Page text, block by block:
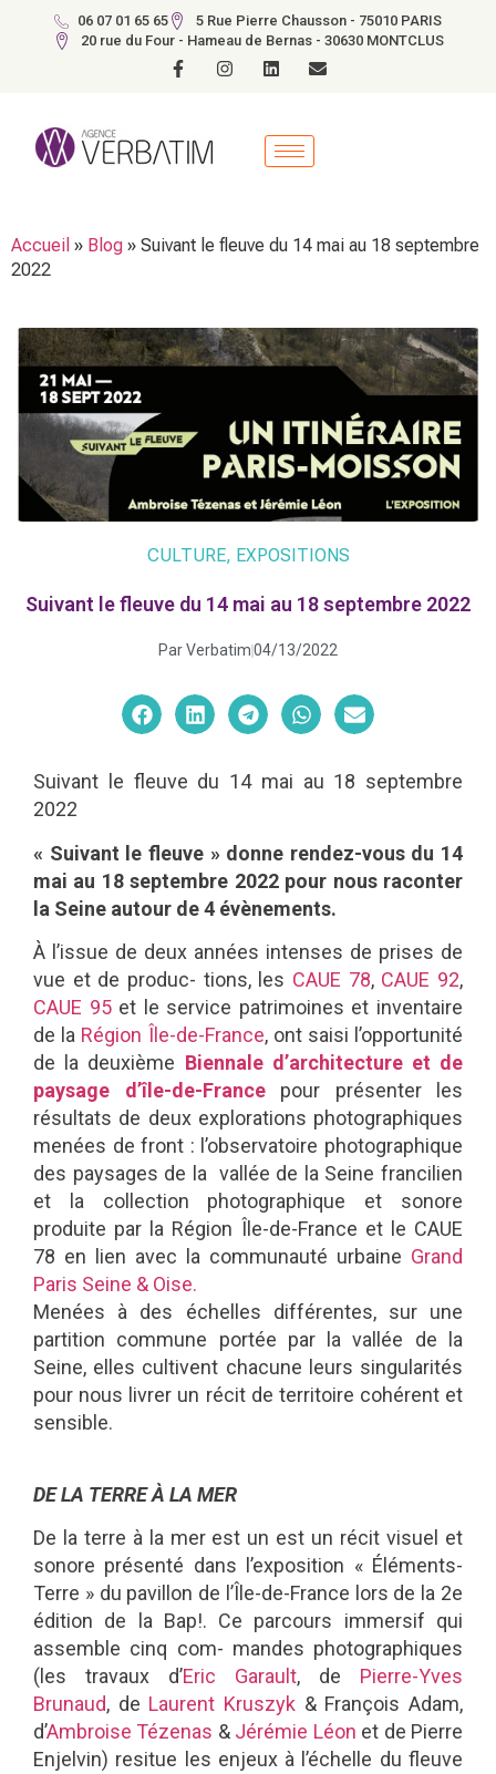
06 07 01 65 65
5 Rue Pierre Chausson - 75010 PARIS
20 rue du Four - Hameau de Bernas - 30630 MONTCLUS
Accueil » Blog » Suivant le fleuve du 14 mai au 18 septembre
2022
CULTURE, EXPOSITIONS
Suivant le fleuve du 14 mai au 18 septembre 2022
ParVerbatim04/13/2022
Suivant le fleuve du 14 mai au 18 septembre
2022
« Suivant le fleuve » donne rendez-vous du 14
mai au 18 septembre 2022 pour nous raconter
la Seine autour de 4 évènements.
À l’issue de deux années intenses de prises de
vue et de produc- tions, les CAUE 78, CAUE 92,
CAUE 95et le service patrimoines et inventaire
de la Région Île-de-France, ont saisi l’opportunité
de la deuxième Biennale d’architecture et de
paysage d’île-de-France pour présenter les
résultats de deux explorations photographiques
menées de front : l’observatoire photographique
des paysages de la vallée de la Seine francilien
et la collection photographique et sonore
produite par la Région Île-de-France et le CAUE
78 en lien avec la communauté urbaine Grand
Paris Seine & Oise.
Menées à des échelles différentes, sur une
partition commune portée par la vallée de la
Seine, elles cultivent chacune leurs singularités
pour nous livrer un récit de territoire cohérent et
sensible.
DE LA TERRE À LA MER
De la terre à la mer est un est un récit visuel et
sonore présenté dans l’exposition « Éléments-
Terre » du pavillon de l’Île-de-France lors de la 2e
édition de la Bap!. Ce parcours immersif qui
assemble cinq com- mandes photographiques
(les travaux d’Eric Garault, de Pierre-Yves
Brunaud, de Laurent Kruszyk & François Adam,
d’Ambroise Tézenas & Jérémie Léon et de Pierre
Enjelvin) resitue les enjeux à l’échelle du fleuve